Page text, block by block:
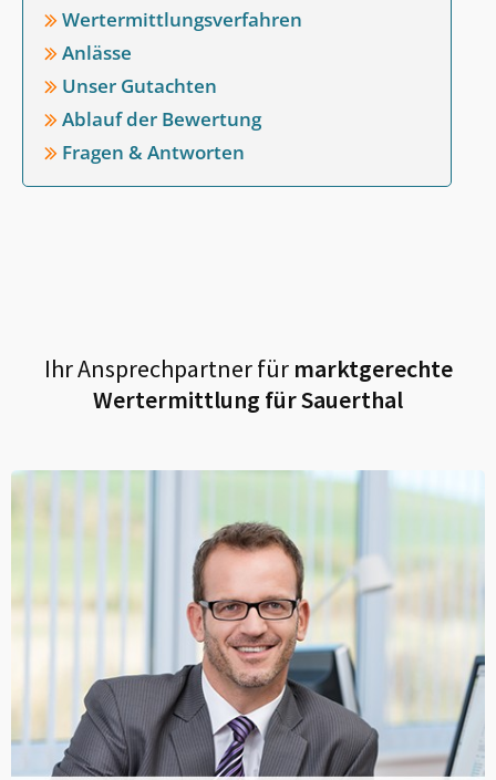
Wertermittlungsverfahren
Anlässe
Unser Gutachten
Ablauf der Bewertung
Fragen & Antworten
Ihr Ansprechpartner fürmarktgerechte
Wertermittlung fürSauerthal